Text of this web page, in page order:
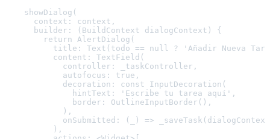
    showDialog(
      context: context,
      builder: (BuildContext dialogContext) {
        return AlertDialog(
title: Text(todo == null ? 'Añadir Nueva
          content: TextField(
            controller: _taskController,
            autofocus: true,
            decoration: const InputDecoration(
              hintText: 'Escribe tu tarea aquí',
              border: OutlineInputBorder(),
            ),
onSubmitted: (_) =>
          ),